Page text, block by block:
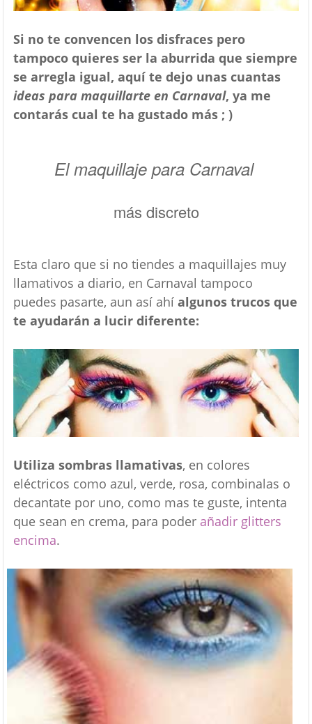
Si no te convencen los disfraces pero
tampoco quieres ser la aburrida que siempre
se arregla igual, aquí te dejo unas cuantas
ideas para maquillarte en Carnaval, ya me
contarás cual te ha gustado más ; )
El maquillaje para Carnaval
más discreto
Esta claro que si no tiendes a maquillajes muy
llamativos a diario, en Carnaval tampoco
puedes pasarte, aun así ahí algunos trucos que
te ayudarán a lucir diferente:
Utiliza sombras llamativas, en colores
eléctricos como azul, verde, rosa, combinalas o
decantate por uno, como mas te guste, intenta
que sean en crema, para poder añadir glitters
encima.